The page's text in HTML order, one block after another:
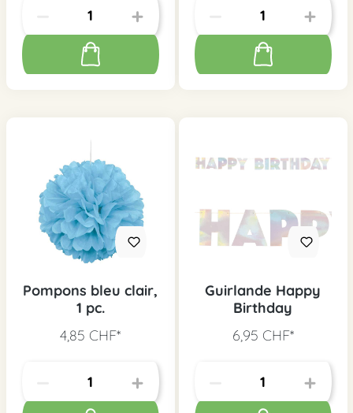
Pompons bleu clair,
1 pc.
4,85 CHF*
Guirlande Happy
Birthday
6,95 CHF*